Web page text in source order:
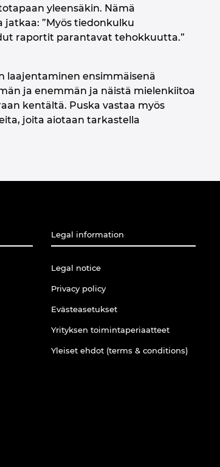
yleensäkin. Nämä
jatkaa: ”Myös tiedonkulku
raportit parantavat tehokkuutta.”
laajentaminen ensimmäisenä
ja enemmän ja näistä mielenkiitoa
kentältä. Puska vastaa myös
joita aiotaan tarkastella
Legal information
Legal notice
Privacy policy
Evästeasetukset
Yrityksen toimintaperiaatteet
Yleiset ehdot (terms & conditions)